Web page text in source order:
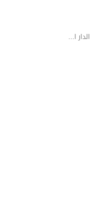
شقق 2 غرفة نوم للايجار الشهري في حي الدار البيضاء